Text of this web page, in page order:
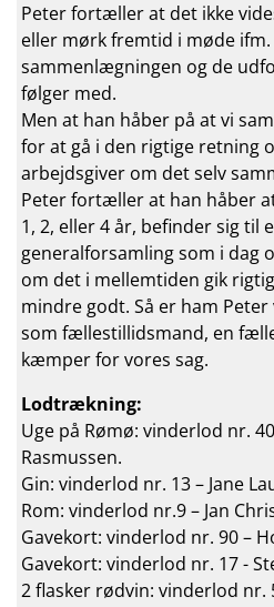
Peter fortæller at det ikke
eller mørk fremtid i møde ifm.
sammenlægningen og de
følger med.
Men at han håber på at vi
for at gå i den rigtige retning
arbejdsgiver om det selv
Peter fortæller at han håber
1, 2, eller 4 år, befinder sig til
generalforsamling som i dag
om det i mellemtiden gik
mindre godt. Så er ham Peter
som fællestillidsmand, en
kæmper for vores sag.
Lodtrækning:
Uge på Rømø: vinderlod nr.
Rasmussen.
Gin: vinderlod nr. 13 – Jane
Rom: vinderlod nr.9 – Jan
Gavekort: vinderlod nr. 90 –
Gavekort: vinderlod nr. 17 -
2 flasker rødvin: vinderlod nr.